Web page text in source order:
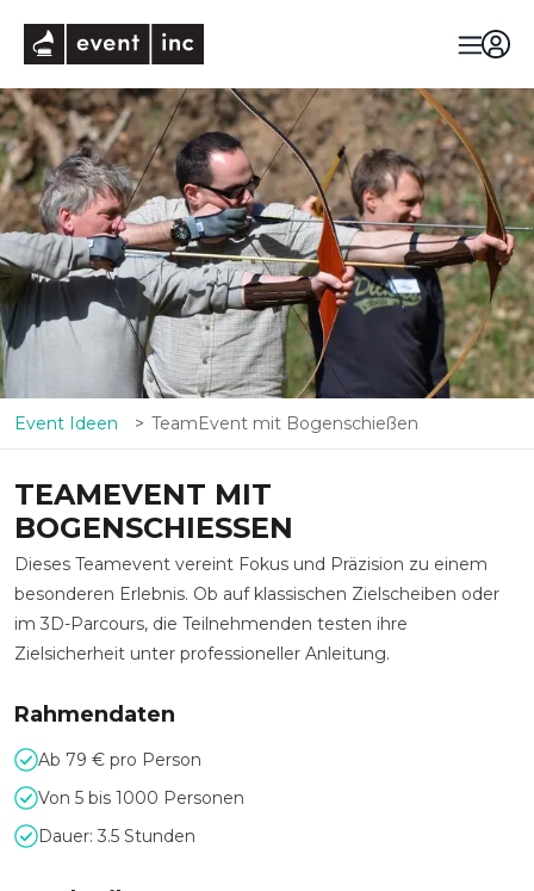
Event Ideen TeamEvent mit Bogenschießen
TEAMEVENT MIT
BOGENSCHIESSEN
Dieses Teamevent vereint Fokus und Präzision zu einem
besonderen Erlebnis. Ob auf klassischen Zielscheiben oder
im 3D-Parcours, die Teilnehmenden testen ihre
Zielsicherheit unter professioneller Anleitung.
Rahmendaten
Ab 79 € pro Person
Von 5 bis 1000 Personen
Dauer: 3.5 Stunden